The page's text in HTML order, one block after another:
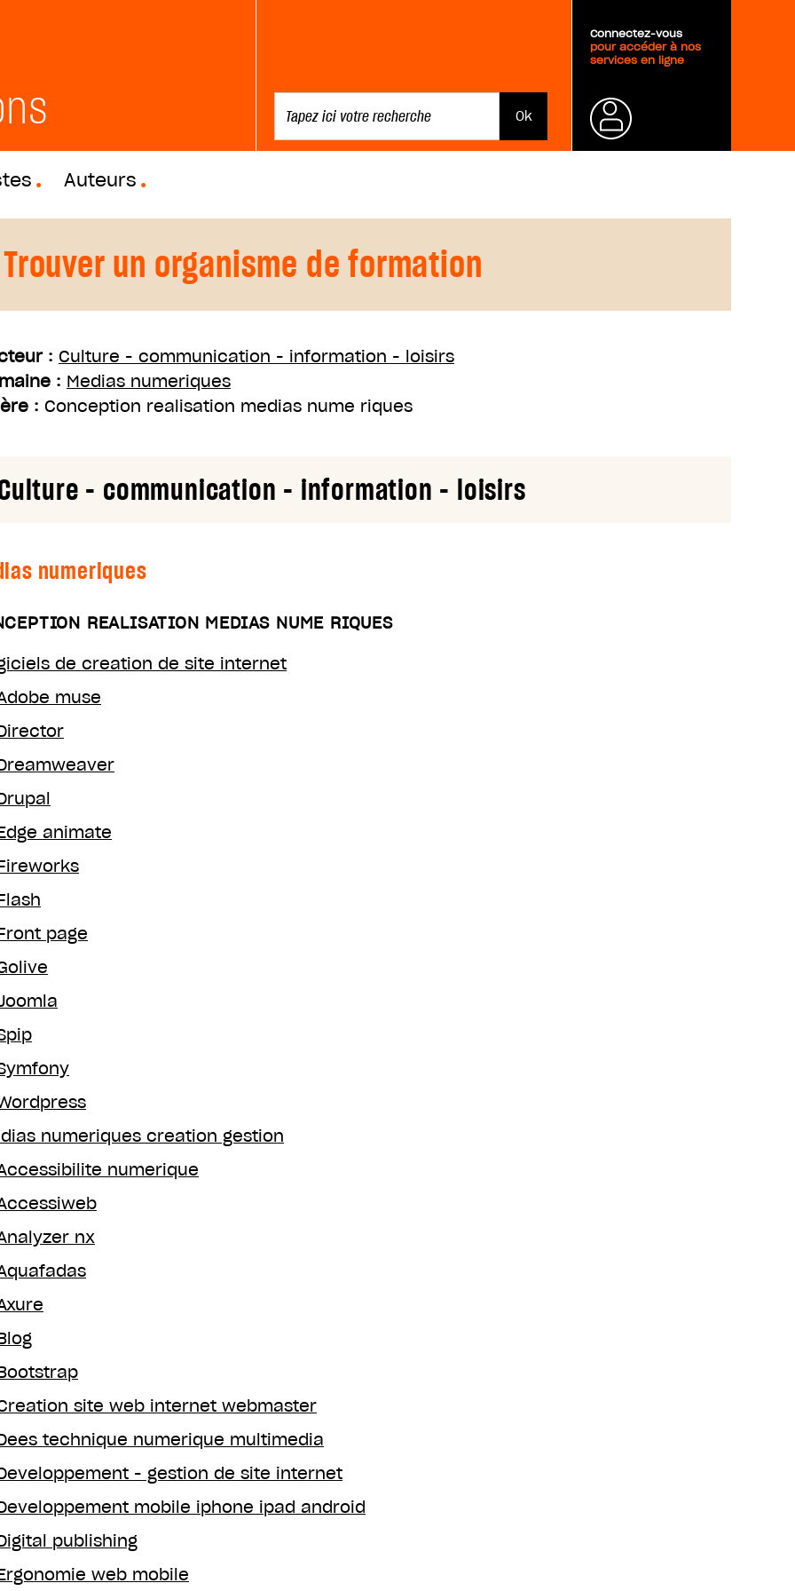
Connectez-vous
pour accéder à nos
services en ligne
Auteurs
Trouver un organisme de formation
: Culture - communication - information - loisirs
: Medias numeriques
: Conception realisation medias nume riques
- communication - information - loisirs
numeriques
REALISATION MEDIAS NUME RIQUES
de creation de site internet
muse
animate
page
numeriques creation gestion
numerique
nx
site web internet webmaster
technique numerique multimedia
- gestion de site internet
mobile iphone ipad android
publishing
web mobile